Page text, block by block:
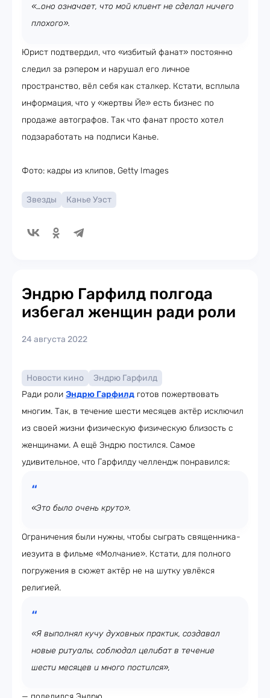
«…оно означает, что мой клиент не сделал ничего
плохого».
Юрист подтвердил, что «избитый фанат» постоянно
следил за рэпером и нарушал его личное
пространство, вёл себя как сталкер. Кстати, всплыла
информация, что у «жертвы Йе» есть бизнес по
продаже автографов. Так что фанат просто хотел
подзаработать на подписи Канье.
Фото: кадры из клипов, Getty Images
Звезды Канье Уэст
Эндрю Гарфилд полгода
избегал женщин ради роли
24 августа 2022
Новости кино
Эндрю Гарфилд
Ради роли Эндрю Гарфилд готов пожертвовать
многим. Так, в течение шести месяцев актёр исключил
из своей жизни физическую физическую близость с
женщинами. А ещё Эндрю постился. Самое
удивительное, что Гарфилду челлендж понравился:
«Это было очень круто».
Ограничения были нужны, чтобы сыграть священника-
иезуита в фильме «Молчание». Кстати, для полного
погружения в сюжет актёр не на шутку увлёкся
религией.
«Я выполнял кучу духовных практик, создавал
новые ритуалы, соблюдал целибат в течение
шести месяцев и много постился»,